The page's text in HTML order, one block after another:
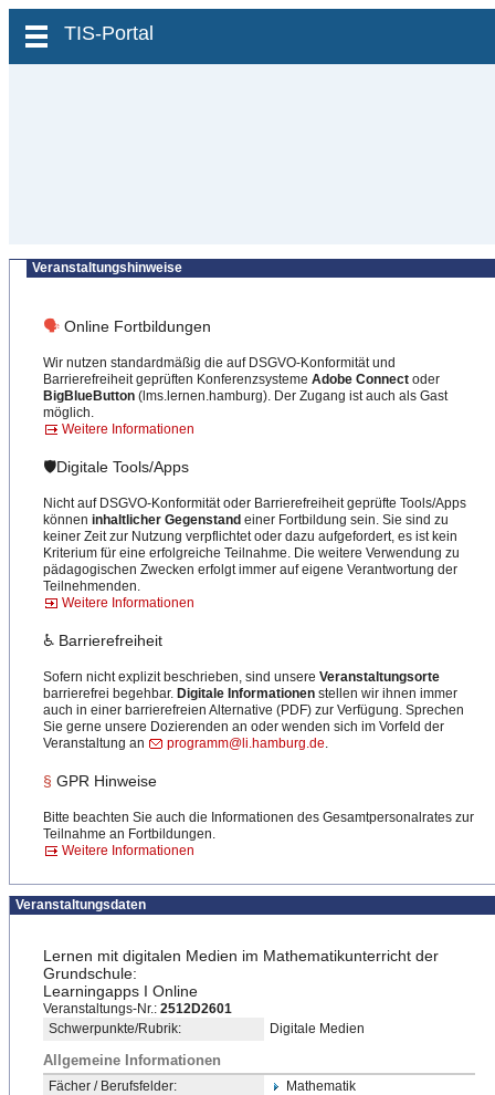
zum Inhalt wechseln
TIS-Portal
Veranstaltungshinweise
🗣 Online Fortbildungen
Wir nutzen standardmäßig die auf DSGVO-Konformität und
Barrierefreiheit geprüften Konferenzsysteme Adobe Connect oder
BigBlueButton (lms.lernen.hamburg). Der Zugang ist auch als Gast
möglich.
Weitere Informationen
🛡️Digitale Tools/Apps
Nicht auf DSGVO-Konformität oder Barrierefreiheit geprüfte Tools/Apps
können inhaltlicher Gegenstand einer Fortbildung sein. Sie sind zu
keiner Zeit zur Nutzung verpflichtet oder dazu aufgefordert, es ist kein
Kriterium für eine erfolgreiche Teilnahme. Die weitere Verwendung zu
pädagogischen Zwecken erfolgt immer auf eigene Verantwortung der
Teilnehmenden.
Weitere Informationen
♿ Barrierefreiheit
Sofern nicht explizit beschrieben, sind unsere Veranstaltungsorte
barrierefrei begehbar. Digitale Informationen stellen wir ihnen immer
auch in einer barrierefreien Alternative (PDF) zur Verfügung. Sprechen
Sie gerne unsere Dozierenden an oder wenden sich im Vorfeld der
Veranstaltung an
programm@li.hamburg.de.
§ GPR Hinweise
Bitte beachten Sie auch die Informationen des Gesamtpersonalrates zur
Teilnahme an Fortbildungen.
Weitere Informationen
Veranstaltungsdaten
Lernen mit digitalen Medien im Mathematikunterricht der
Grundschule:
Learningapps I Online
Veranstaltungs-Nr.: 2512D2601
Schwerpunkte/Rubrik:
Digitale Medien
Allgemeine Informationen
Fächer / Berufsfelder:
Mathematik